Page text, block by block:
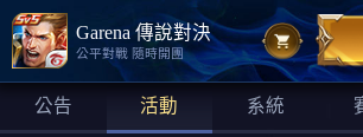
Garena 傳說對決
公平對戰 隨時開團
公告 活動 系統